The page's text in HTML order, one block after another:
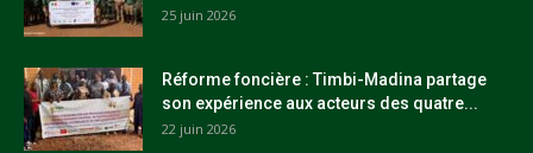
25 juin 2026
Réforme foncière : Timbi-Madina partage
son expérience aux acteurs des quatre...
22 juin 2026